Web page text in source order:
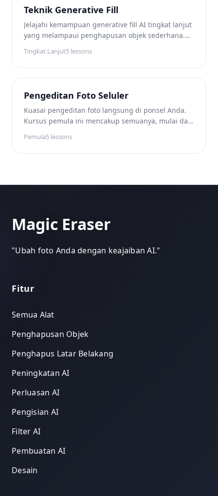
Teknik Generative Fill
Jelajahi kemampuan generative fill AI tingkat lanjut
yang melampaui penghapusan objek sederhana.
dengan konten yang dihasilkan AI, melengkapi
adegan parsial, dan membuat komposit kreatif
yang mulus.
Tingkat Lanjut5 lessons
Pengeditan Foto Seluler
Kuasai pengeditan foto langsung di ponsel Anda.
Kursus pemula ini mencakup semuanya, mulai dari
seluler yang efisien untuk hasil cepat berkualitas
Pemula5 lessons
Magic Eraser
"Ubah foto Anda dengan keajaiban AI."
Fitur
Semua Alat
Penghapusan Objek
Penghapus Latar Belakang
Peningkatan AI
Perluasan AI
Pengisian AI
Filter AI
Pembuatan AI
Desain